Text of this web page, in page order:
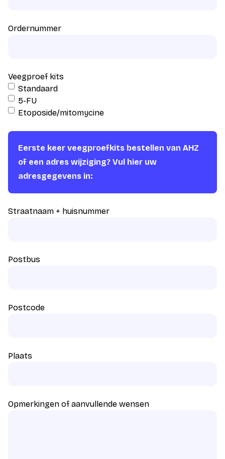
Ordernummer
Veegproef kits
Standaard
5-FU
Etoposide/mitomycine
Eerste keer veegproefkits bestellen van AHZ
of een adres wijziging? Vul hier uw
adresgegevens in:
Straatnaam + huisnummer
Postbus
Postcode
Plaats
Opmerkingen of aanvullende wensen